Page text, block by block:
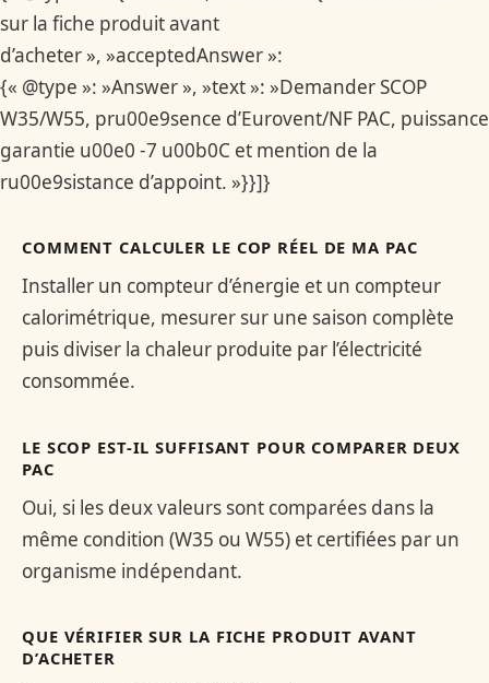
sur la fiche produit avant
d’acheter », »acceptedAnswer »:
{« @type »: »Answer », »text »: »Demander SCOP
W35/W55, pru00e9sence d’Eurovent/NF PAC, puissance
garantie u00e0 -7 u00b0C et mention de la
ru00e9sistance d’appoint. »}}]}
COMMENT CALCULER LE COP RÉEL DE MA PAC
Installer un compteur d’énergie et un compteur
calorimétrique, mesurer sur une saison complète
puis diviser la chaleur produite par l’électricité
consommée.
LE SCOP EST-IL SUFFISANT POUR COMPARER DEUX
PAC
Oui, si les deux valeurs sont comparées dans la
même condition (W35 ou W55) et certifiées par un
organisme indépendant.
QUE VÉRIFIER SUR LA FICHE PRODUIT AVANT
D’ACHETER